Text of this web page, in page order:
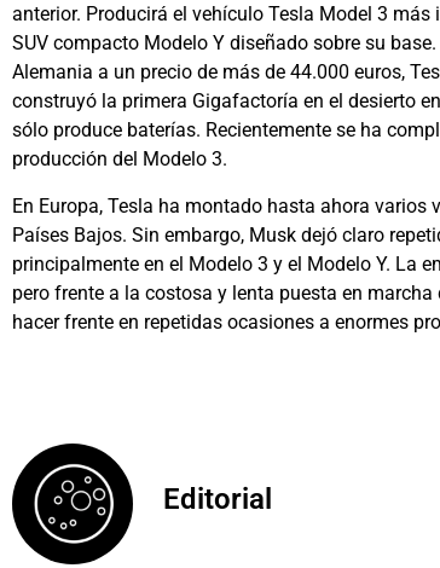
anterior. Producirá el vehículo Tesla Model 3
SUV compacto Modelo Y diseñado sobre su
Alemania a un precio de más de 44.000 euros,
construyó la primera Gigafactoría en el desierto
sólo produce baterías. Recientemente se ha
producción del Modelo 3.
En Europa, Tesla ha montado hasta ahora varios
Países Bajos. Sin embargo, Musk dejó claro
principalmente en el Modelo 3 y el Modelo Y. La
pero frente a la costosa y lenta puesta en
hacer frente en repetidas ocasiones a enormes
Editorial